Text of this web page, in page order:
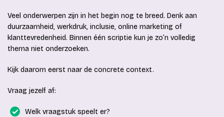
Veel onderwerpen zijn in het begin nog te breed. Denk aan
duurzaamheid, werkdruk, inclusie, online marketing of
klanttevredenheid. Binnen één scriptie kun je zo’n volledig
thema niet onderzoeken.
Kijk daarom eerst naar de concrete context.
Vraag jezelf af:
Welk vraagstuk speelt er?